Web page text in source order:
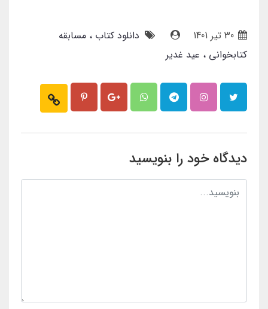
دانلود کتاب مسابقه
کتابخوانی
عید غدیر
دیدگاه خود را بنویسید